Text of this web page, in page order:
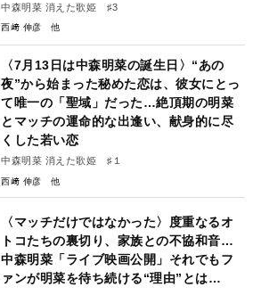
中森明菜 消えた歌姫 ♯3
西﨑 伸彦
〈7月13日は中森明菜の誕生日〉“あの
夜”から始まった秘めた恋は、彼女にとっ
て唯一の「聖域」だった…絶頂期の明菜
とマッチの運命的な出逢い、献身的に尽
くした若い恋
中森明菜 消えた歌姫 ♯１
西﨑 伸彦
〈マッチだけではなかった〉度重なるオ
トコたちの裏切り、家族との不協和音…
中森明菜「ライブ映画公開」それでもフ
ァンが明菜を待ち続ける“理由”とは…